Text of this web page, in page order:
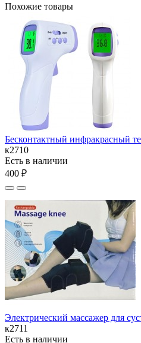
Похожие товары
Бесконтактный инфракрасный
к2710
Есть в наличии
400 ₽
Электрический массажер для
к2711
Есть в наличии